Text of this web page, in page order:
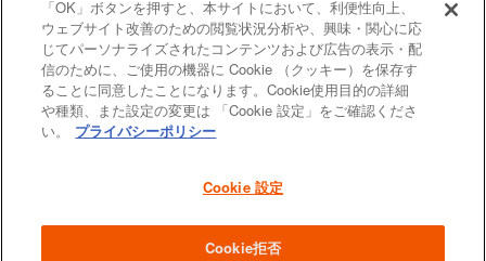
サイトポリシー 特定商取引法に基づく表示
並行輸入品について 個人情報保護方針
返品について
よくあるご質問 お問い合わせ
「OK」ボタンを押すと、本サイトにおいて、利便性向上、
ウェブサイト改善のための閲覧状況分析や、興味・関心に応
じてパーソナライズされたコンテンツおよび広告の表示・配
信のために、ご使用の機器に Cookie （クッキー）を保存す
ることに同意したことになります。Cookie使用目的の詳細
や種類、また設定の変更は 「Cookie 設定」をご確認くださ
い。
プライバシーポリシー
Cookie 設定
Cookie拒否